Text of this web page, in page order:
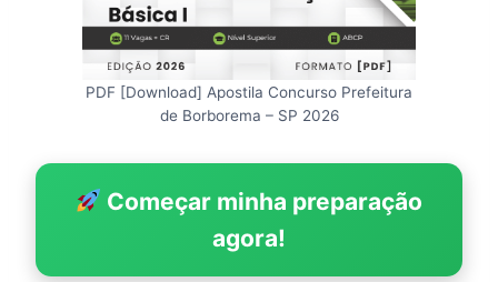
PDF [Download] Apostila Concurso Prefeitura
de Borborema – SP 2026
Começar minha preparação
agora!